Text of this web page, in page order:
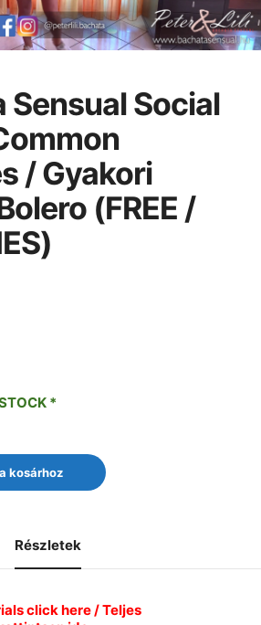
Sensual Social
/ Gyakori
(FREE /
*
kosárhoz
Részletek
click here / Teljes